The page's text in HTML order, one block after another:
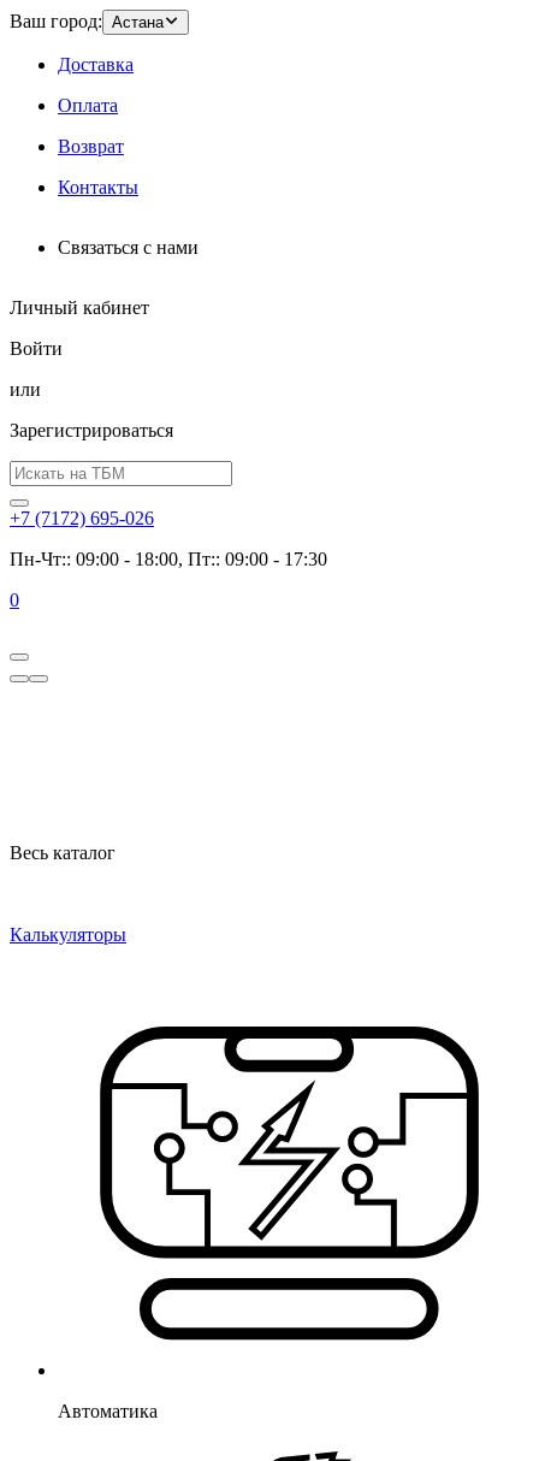
Ваш город: Астана
Доставка
Оплата
Возврат
Контакты
Связаться с нами
Личный кабинет
Войти
или
Зарегистрироваться
+7 (7172) 695-026
Пн-Чт:: 09:00 - 18:00, Пт:: 09:00 - 17:30
0
Весь каталог
Калькуляторы
Автоматика